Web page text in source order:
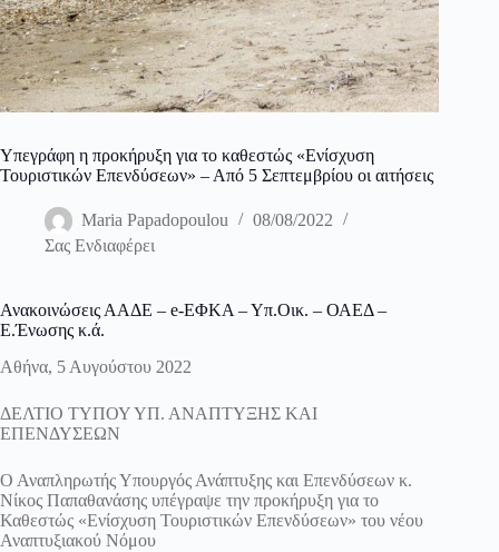
Υπεγράφη η προκήρυξη για το καθεστώς «Ενίσχυση
Τουριστικών Επενδύσεων» – Από 5 Σεπτεμβρίου οι αιτήσεις
Maria Papadopoulou
08/08/2022
Σας Ενδιαφέρει
Ανακοινώσεις ΑΑΔΕ – e-ΕΦΚΑ – Υπ.Οικ. – ΟΑΕΔ –
Ε.Ένωσης κ.ά.
Αθήνα, 5 Αυγούστου 2022
ΔΕΛΤΙΟ ΤΥΠΟΥ ΥΠ. ΑΝΑΠΤΥΞΗΣ ΚΑΙ
ΕΠΕΝΔΥΣΕΩΝ
Ο Αναπληρωτής Υπουργός Ανάπτυξης και Επενδύσεων κ.
Νίκος Παπαθανάσης υπέγραψε την προκήρυξη για το
Καθεστώς «Ενίσχυση Τουριστικών Επενδύσεων» του νέου
Αναπτυξιακού Νόμου